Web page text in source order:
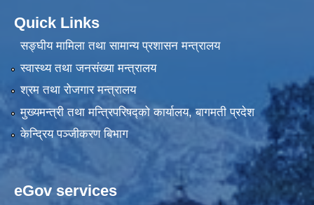
Quick Links
सङ्घीय मामिला तथा सामान्य प्रशासन मन्त्रालय
स्वास्थ्य तथा जनसंख्या मन्त्रालय
श्रम तथा रोजगार मन्त्रालय
मुख्यमन्त्री तथा मन्त्रिपरिषद्को कार्यालय, बागमती प्रदेश
केन्द्रिय पञ्जीकरण बिभाग
eGov services